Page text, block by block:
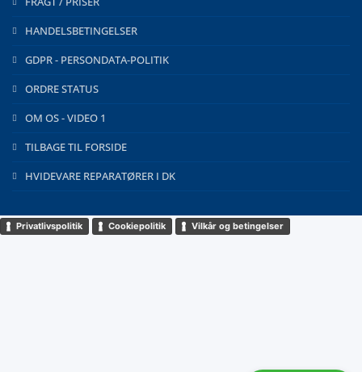
HANDELSBETINGELSER
GDPR - PERSONDATA-POLITIK
ORDRE STATUS
OM OS - VIDEO 1
TILBAGE TIL FORSIDE
HVIDEVARE REPARATØRER I DK
Privatlivspolitik Cookiepolitik Vilkår og betingelser